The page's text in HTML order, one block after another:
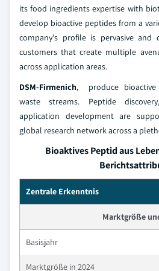
its food ingredients expertise with
develop bioactive peptides from a
company's profile is pervasive and
customers that create multiple
across application areas.
DSM-Firmenich, produce bioactive
waste streams. Peptide
application development are
global research network across a
Bioaktives Peptid aus
Zentrale Erkenntnis
Marktgröße
Basisjahr
Marktgröße in 2024